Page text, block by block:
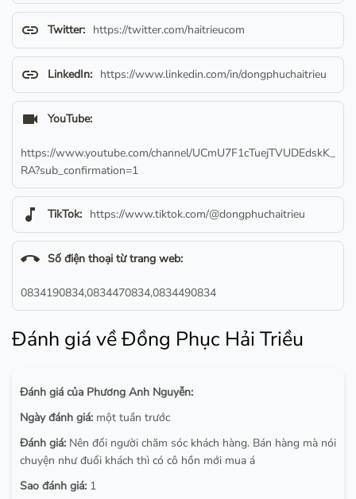
link Twitter: https://twitter.com/haitrieucom
link LinkedIn: https://www.linkedin.com/in/dongphuchaitrieu
videocam YouTube:
https://www.youtube.com/channel/UCmU7F1cTuejTVUDEdskK_
RA?sub_confirmation=1
music_note TikTok: https://www.tiktok.com/@dongphuchaitrieu
call_end Số điện thoại từ trang web:
0834190834,0834470834,0834490834
Đánh giá về Đồng Phục Hải Triều
Đánh giá của Phương Anh Nguyễn:
Ngày đánh giá: một tuần trước
Đánh giá: Nên đổi người chăm sóc khách hàng. Bán hàng mà nói
chuyện như đuổi khách thì có cô hồn mới mua á
Sao đánh giá: 1